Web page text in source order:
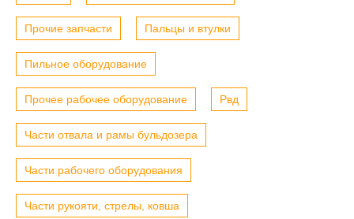
Прочие запчасти Пальцы и втулки
Пильное оборудование
Прочее рабочее оборудование Рвд
Части отвала и рамы бульдозера
Части рабочего оборудования
Части рукояти, стрелы, ковша